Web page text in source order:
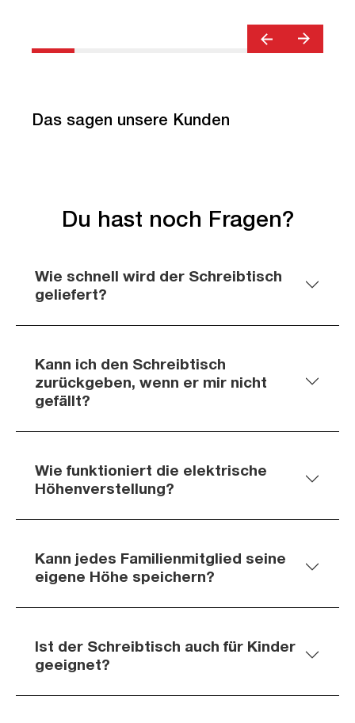
Das sagen unsere Kunden
Du hast noch Fragen?
Wie schnell wird der Schreibtisch
geliefert?
Kann ich den Schreibtisch
zurückgeben, wenn er mir nicht
gefällt?
Wie funktioniert die elektrische
Höhenverstellung?
Kann jedes Familienmitglied seine
eigene Höhe speichern?
Ist der Schreibtisch auch für Kinder
geeignet?